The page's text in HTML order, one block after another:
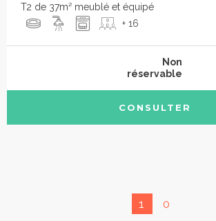
T2 de 37m² meublé et équipé
+ 16
Non
réservable
CONSULTER
1 0